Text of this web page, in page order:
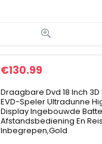
€130.99
Draagbare Dvd 18 Inch
EVD-Speler Ultradunne
Display Ingebouwde
Afstandsbediening En
Inbegrepen,Gold